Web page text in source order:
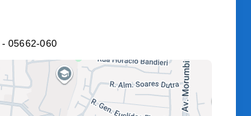
- 05662-060